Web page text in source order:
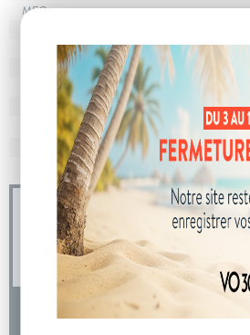
MEC
Energie
Puissance
Couleur
avec WLTP
04 73 14 64 14
(Prix d'un appel local)
DEMANDE